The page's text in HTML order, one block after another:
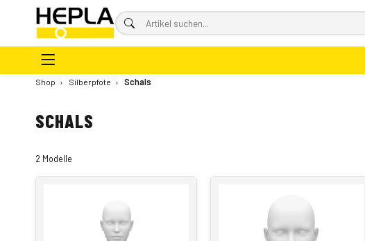
Shop › Silberpfote › Schals
SCHALS
2 Modelle